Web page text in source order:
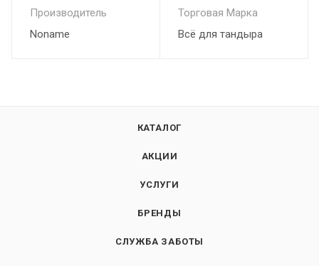
Производитель
Noname
Торговая Марка
Всё для тандыра
КАТАЛОГ
АКЦИИ
УСЛУГИ
БРЕНДЫ
СЛУЖБА ЗАБОТЫ